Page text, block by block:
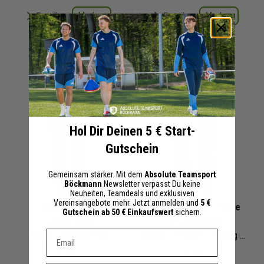
Details Merken
+ 11 Interessenten
Details Merken
+ 10 Interessenten
adidas Tiro 25
30,00 €
adidas Tiro 23 League
| HS3495 | Training Pant
16,00 €
Hol Dir Deinen 5 € Start-
Gutschein
Gemeinsam stärker. Mit dem Absolute Teamsport
Böckmann Newsletter verpasst Du keine
Neuheiten, Teamdeals und exklusiven
Vereinsangebote mehr. Jetzt anmelden und 5 €
Gutschein ab 50 € Einkaufswert sichern.
Dein E-mail Adresse